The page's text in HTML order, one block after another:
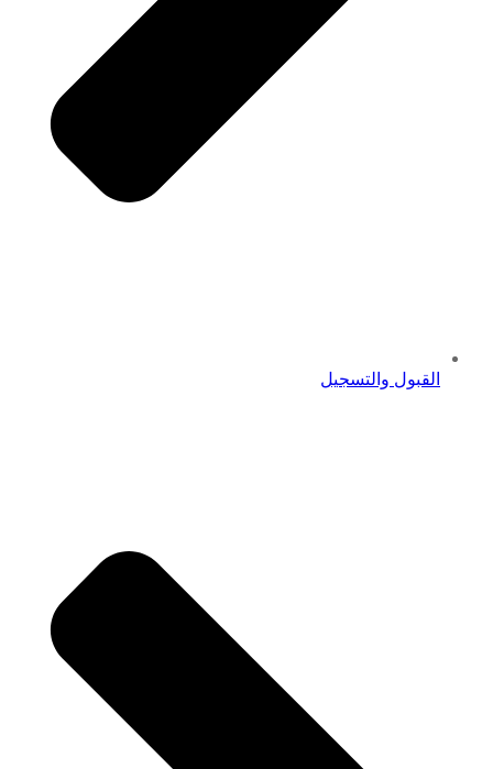
القبول والتسجيل